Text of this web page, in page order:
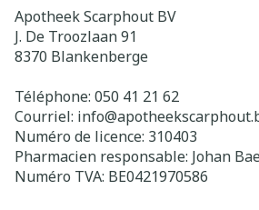
Apotheek Scarphout BV
J. De Troozlaan 91
8370 Blankenberge
Téléphone: 050 41 21 62
Courriel: info@
Numéro de licence: 310403
Pharmacien responsable: Johan
Numéro TVA: BE0421970586